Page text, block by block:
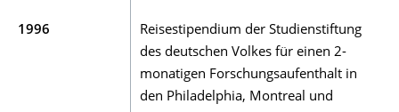
1996
Reisestipendium der Studienstiftung
des deutschen Volkes für einen 2-
monatigen Forschungsaufenthalt in
den Philadelphia, Montreal und